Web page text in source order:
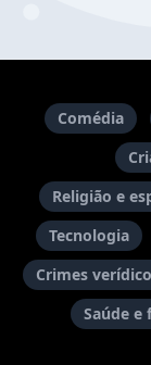
Comédia
Religião e
Tecnologia
Crimes
Saúde e